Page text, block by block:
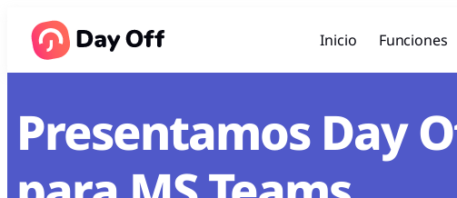
Inicio Funciones
Presentamos Day